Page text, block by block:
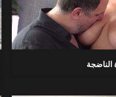
الناضجة